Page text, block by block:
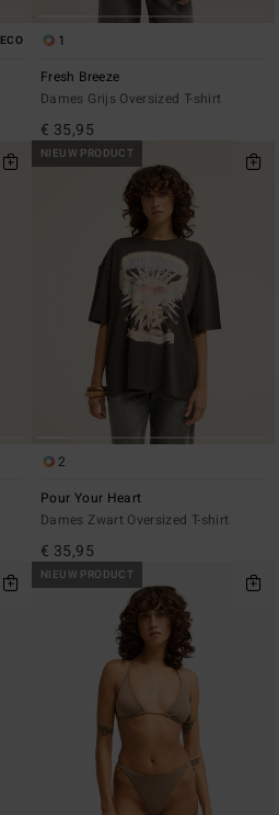
ECO
1
Fresh Breeze
Dames Grijs Oversized T-shirt
€ 35,95
NIEUW PRODUCT
2
Pour Your Heart
Dames Zwart Oversized T-shirt
€ 35,95
NIEUW PRODUCT